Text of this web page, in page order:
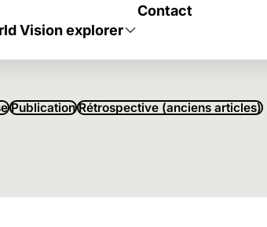
Vision explorer
Contact
Publication Rétrospective (anciens articles)